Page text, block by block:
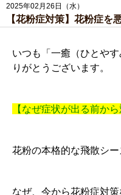
2025年02月26日（水）
【花粉症対策】花粉症を
いつも「一癒（ひとや
りがとうございます。
【なぜ症状が出る前から
花粉の本格的な飛散シ
なぜ、今から花粉症対